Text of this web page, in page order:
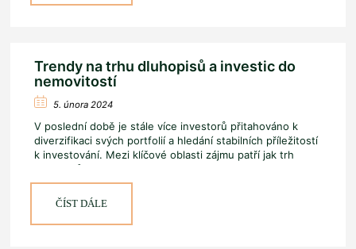
5. února 2024
Trendy na trhu dluhopisů a investic do
nemovitostí
V poslední době je stále více investorů přitahováno k
diverzifikaci svých portfolií a hledání stabilních příležitostí
k investování. Mezi klíčové oblasti zájmu patří jak trh
dluhopisů,
ČÍST DÁLE